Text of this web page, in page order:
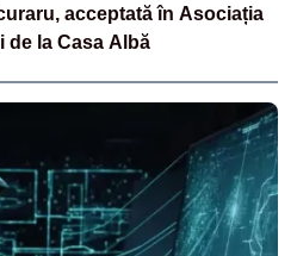
acceptată în Asociația
la Casa Albă